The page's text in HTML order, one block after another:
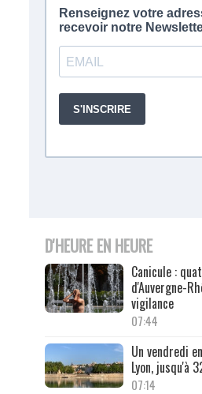
D'HEURE EN HEURE
Canicule :
d'Auvergne-
vigilance
07:44
Un vendredi
Lyon, jusqu'à
07:14